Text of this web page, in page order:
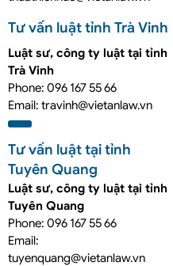
Tư vấn luật tỉnh Trà Vinh
Luật sư, công ty luật tại tỉnh
Trà Vinh
Phone: 096 167 55 66
Email: travinh@vietanlaw.vn
Tư vấn luật tại tỉnh
Tuyên Quang
Luật sư, công ty luật tại tỉnh
Tuyên Quang
Phone: 096 167 55 66
Email:
tuyenquang@vietanlaw.vn